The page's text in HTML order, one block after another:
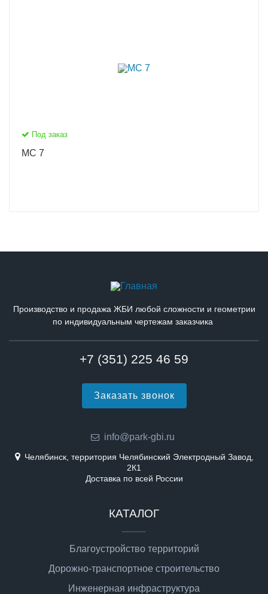
Под заказ
МС 7
Производство и продажа ЖБИ любой сложности и геометрии
по индивидуальным чертежам заказчика
+7 (351) 225 46 59
Заказать звонок
info@park-gbi.ru
Челябинск, территория Челябинский Электродный Завод,
2К1
Доставка по всей России
КАТАЛОГ
Благоустройство территорий
Дорожно-транспортное строительство
Инженерная инфраструктура